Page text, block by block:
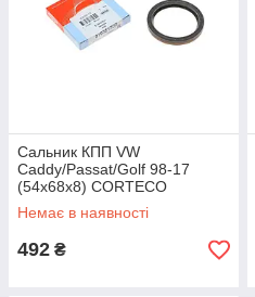
Сальник КПП VW
Caddy/Passat/Golf 98-17
(54x68x8) CORTECO
01035170B UA62
Немає в наявності
492 ₴